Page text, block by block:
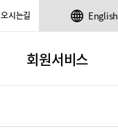
오시는길 English
회원서비스